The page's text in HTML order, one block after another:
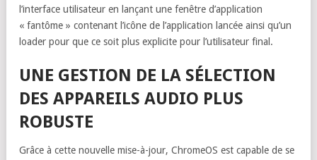
l’interface utilisateur en lançant une fenêtre d’application
« fantôme » contenant l’icône de l’application lancée ainsi qu’un
loader pour que ce soit plus explicite pour l’utilisateur final.
UNE GESTION DE LA SÉLECTION
DES APPAREILS AUDIO PLUS
ROBUSTE
Grâce à cette nouvelle mise-à-jour, ChromeOS est capable de se